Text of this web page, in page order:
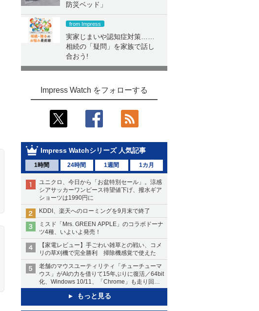
防災ベッド」
from Impress
実家じまいや認知症対策……
相続の「疑問」を家族で話し
合おう!
Impress Watch をフォローする
Impress Watchシリーズ 人気記事
1時間 24時間 1週間 1カ月
ユニクロ、今日から「お盆特別セール」。涼感
シアサッカーワンピース待望値下げ、撥水ギア
ショーツは1990円に
KDDI、楽天へのローミングを9月末で終了
ミスド「Mrs. GREEN APPLE」のコラボドーナ
ツ4種、いよいよ発売！
【家電レビュー】手ごわい雑草との戦い、コメ
リの草刈機で完全勝利 掃除機感覚で使えた
老舗のマウスユーティリティ「チューチューマ
ウス」がAIの力を借りて15年ぶりに復活／64bit
化、Windows 10/11、「Chrome」も走り回
る。復活記念で2026年末まで500円
もっと見る